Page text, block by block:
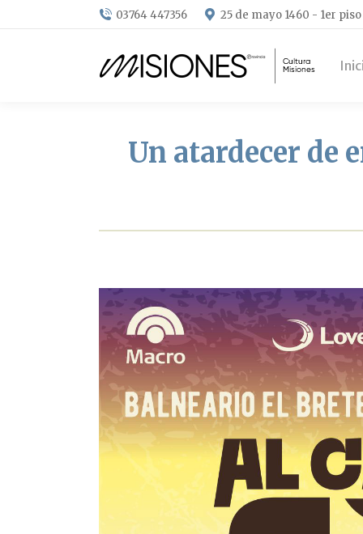
03764 447356 25 de mayo 1460 - 1er piso
Un atardecer de